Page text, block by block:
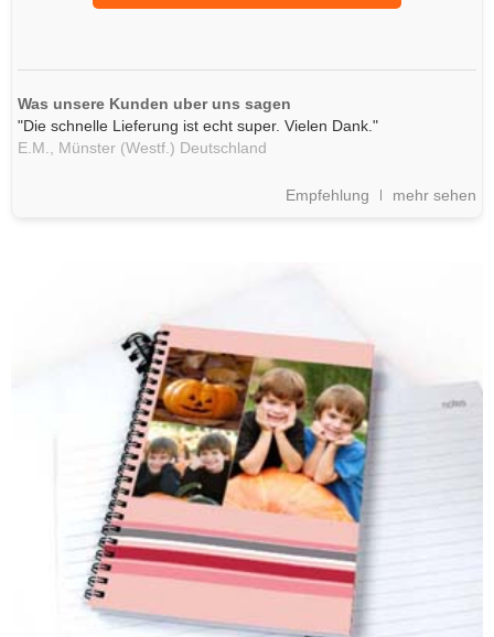
Was unsere Kunden uber uns sagen
"Die schnelle Lieferung ist echt super. Vielen Dank."
E.M.,
Münster (Westf.) Deutschland
Empfehlung mehr sehen